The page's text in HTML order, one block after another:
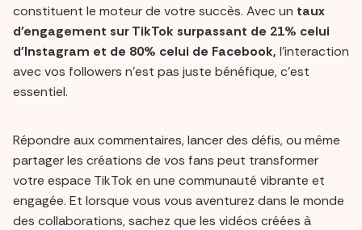
constituent le moteur de votre succès. Avec un taux
d'engagement sur TikTok surpassant de 21% celui
d'Instagram et de 80% celui de Facebook, l'interaction
avec vos followers n'est pas juste bénéfique, c'est
essentiel.
Répondre aux commentaires, lancer des défis, ou même
partager les créations de vos fans peut transformer
votre espace TikTok en une communauté vibrante et
engagée. Et lorsque vous vous aventurez dans le monde
des collaborations, sachez que les vidéos créées à